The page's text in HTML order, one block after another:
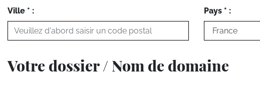
Ville * : Pays * :
Votre dossier / Nom de domaine